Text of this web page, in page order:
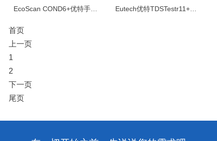
EcoScan COND6+优特手提式经济型电导率测量仪 Eutech优特TDSTestr11+防水型便携式TDS测试笔
首页
上一页
1
2
下一页
尾页